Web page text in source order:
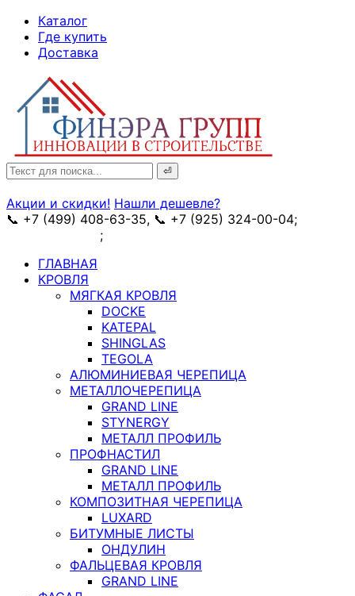
Skip
Content
Каталог
Где купить
Доставка
Search
for:
Акции и скидки! Нашли дешевле?
📞 +7 (499) 408-63-35, 📞 +7 (925) 324-00-04;
;
ГЛАВНАЯ
КРОВЛЯ
МЯГКАЯ КРОВЛЯ
DOCKE
KATEPAL
SHINGLAS
TEGOLA
АЛЮМИНИЕВАЯ ЧЕРЕПИЦА
МЕТАЛЛОЧЕРЕПИЦА
GRAND LINE
STYNERGY
МЕТАЛЛ ПРОФИЛЬ
ПРОФНАСТИЛ
GRAND LINE
МЕТАЛЛ ПРОФИЛЬ
КОМПОЗИТНАЯ ЧЕРЕПИЦА
LUXARD
БИТУМНЫЕ ЛИСТЫ
ОНДУЛИН
ФАЛЬЦЕВАЯ КРОВЛЯ
GRAND LINE